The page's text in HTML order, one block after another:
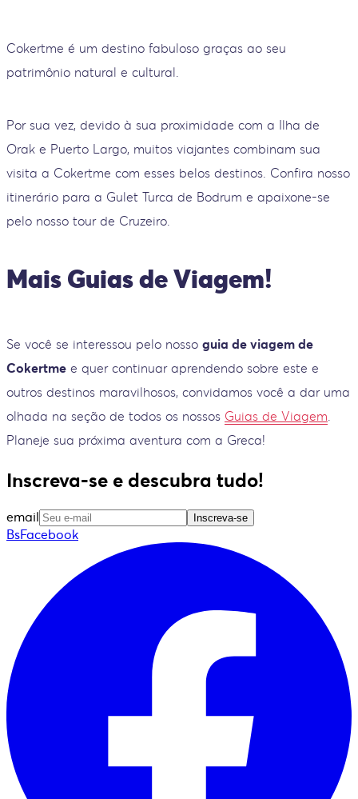
Cokertme é um destino fabuloso graças ao seu
patrimônio natural e cultural.
Por sua vez, devido à sua proximidade com a Ilha de
Orak e Puerto Largo, muitos viajantes combinam sua
visita a Cokertme com esses belos destinos. Confira nosso
itinerário para a Gulet Turca de Bodrum e apaixone-se
pelo nosso tour de Cruzeiro.
Mais Guias de Viagem!
Se você se interessou pelo nosso guia de viagem de
Cokertme e quer continuar aprendendo sobre este e
outros destinos maravilhosos, convidamos você a dar uma
olhada na seção de todos os nossos Guias de Viagem.
Planeje sua próxima aventura com a Greca!
Inscreva-se e descubra tudo!
email Inscreva-se
BsFacebook